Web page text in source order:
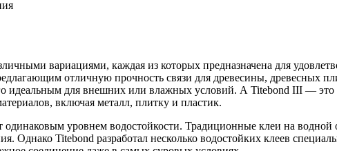
вариациями, каждая из которых предназначена для
отличную прочность связи для древесины, древесных
идеальным для внешних или влажных условий. А Titebond III —
включая металл, плитку и пластик.
уровнем водостойкости. Традиционные клеи на водной
Однако Titebond разработал несколько водостойких клеев